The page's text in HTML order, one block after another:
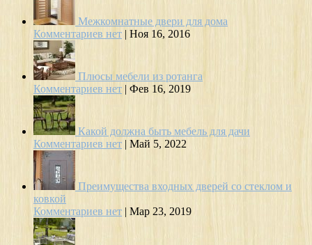
Межкомнатные двери для дома
Комментариев нет | Ноя 16, 2016
Плюсы мебели из ротанга
Комментариев нет | Фев 16, 2019
Какой должна быть мебель для дачи
Комментариев нет | Май 5, 2022
Преимущества входных дверей со стеклом и
ковкой
Комментариев нет | Мар 23, 2019